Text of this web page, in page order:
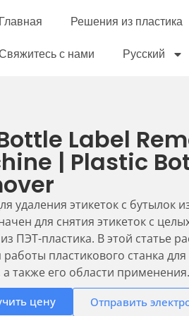
Главная
Решения из пластика
с нами
Русский
Bottle Label
| Plastic
удаления этикеток с бутылок
для снятия этикеток с
ПЭТ-пластика. В этой статье
пластикового станка для
а также его области
цену Отправить